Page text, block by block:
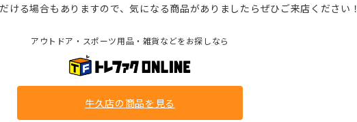
ける場合もありますので、気になる商品がありましたらぜひご来店ください！
アウトドア・スポーツ用品・雑貨などをお探しなら
牛久店の商品を見る